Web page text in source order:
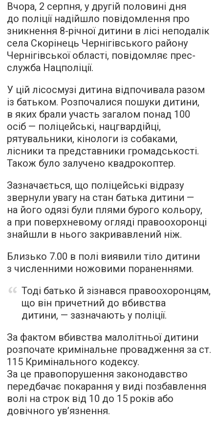
Вчора, 2 серпня, у другій половині дня
до поліції надійшло повідомлення про
зникнення 8-річної дитини в лісі неподалік
села Скорінець Чернігівського району
Чернігівської області, повідомляє прес-
служба Нацполіції.
У цій лісосмузі дитина відпочивала разом
із батьком. Розпочалися пошуки дитини,
в яких брали участь загалом понад 100
осіб — поліцейські, нацгвардійці,
рятувальники, кінологи із собаками,
лісники та представники громадськості.
Також було залучено квадрокоптер.
Зазначається, що поліцейські відразу
звернули увагу на стан батька дитини —
на його одязі були плями бурого кольору,
а при поверхневому огляді правоохоронці
знайшли в нього закривавлений ніж.
Близько 7.00 в полі виявили тіло дитини
з численними ножовими пораненнями.
Тоді батько й зізнався правоохоронцям,
що він причетний до вбивства
дитини, — зазначають у поліції.
За фактом вбивства малолітньої дитини
розпочате кримінальне провадження за ст.
115 Кримінального кодексу.
За це правопорушення законодавство
передбачає покарання у виді позбавлення
волі на строк від 10 до 15 років або
довічного ув’язнення.